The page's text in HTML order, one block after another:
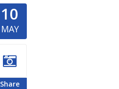
10
MAY
Share